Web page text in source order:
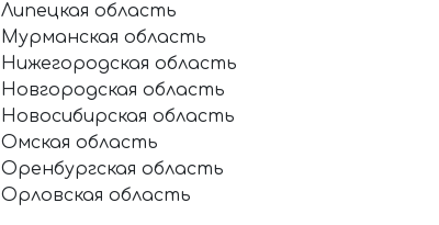
Липецкая область
Мурманская область
Нижегородская область
Новгородская область
Новосибирская область
Омская область
Оренбургская область
Орловская область